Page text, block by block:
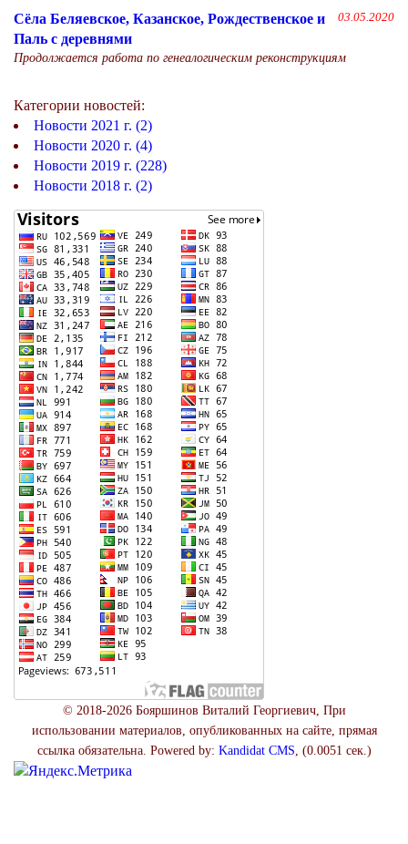
03.05.2020
Сёла Беляевское, Казанское, Рождественское и
Паль с деревнями
Продолжается работа по генеалогическим реконструкциям
Категории новостей:
Новости 2021 г. (2)
Новости 2020 г. (4)
Новости 2019 г. (228)
Новости 2018 г. (2)
© 2018-2026 Бояршинов Виталий Георгиевич, При
использовании материалов, опубликованных на сайте, прямая
ссылка обязательна. Powered by: Kandidat CMS, (0.0051 сек.)